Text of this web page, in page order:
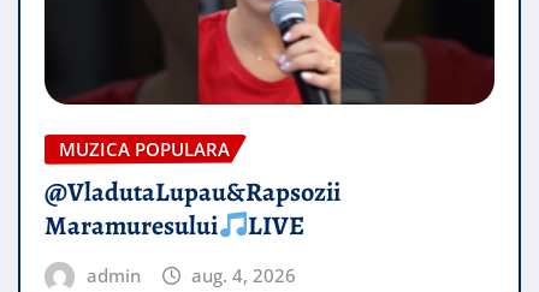
MUZICA POPULARA
@VladutaLupau&Rapsozii
Maramuresului
LIVE
admin aug. 4, 2026